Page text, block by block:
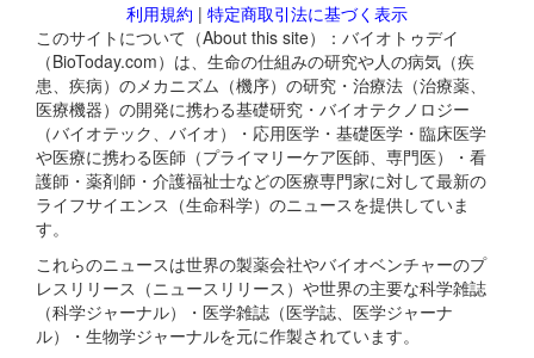
利用規約 | 特定商取引法に基づく表示
このサイトについて（About this site）：バイオトゥデイ
（BioToday.com）は、生命の仕組みの研究や人の病気（疾
患、疾病）のメカニズム（機序）の研究・治療法（治療薬、
医療機器）の開発に携わる基礎研究・バイオテクノロジー
（バイオテック、バイオ）・応用医学・基礎医学・臨床医学
や医療に携わる医師（プライマリーケア医師、専門医）・看
護師・薬剤師・介護福祉士などの医療専門家に対して最新の
ライフサイエンス（生命科学）のニュースを提供していま
す。
これらのニュースは世界の製薬会社やバイオベンチャーのプ
レスリリース（ニュースリリース）や世界の主要な科学雑誌
（科学ジャーナル）・医学雑誌（医学誌、医学ジャーナ
ル）・生物学ジャーナルを元に作製されています。